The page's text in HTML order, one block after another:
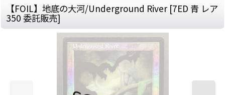
【FOIL】地底の大河/Underground River [7ED 青 レア
350 委託販売]